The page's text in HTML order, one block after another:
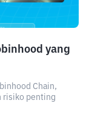
yang
Chain,
risiko penting